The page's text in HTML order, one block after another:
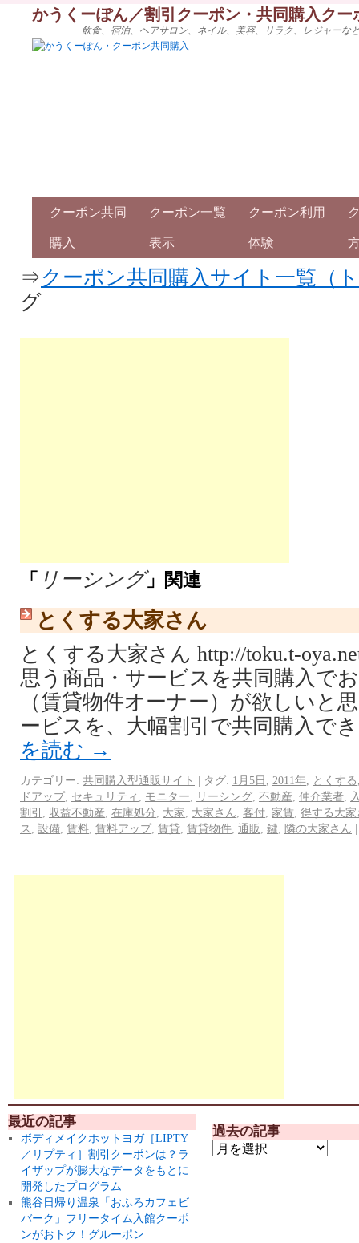
かうくーぽん／割引クーポン・共同購入ク
飲食、宿泊、ヘアサロン、ネイル、美容、リラク、レジャー
クーポン共同
購入
クーポン一覧
表示
クーポン利用
体験
⇒クーポン共同購入サイト一覧（
グ
「 リーシング」関連
とくする大家さん
とくする大家さん http://toku.t-
思う商品・サービスを共同購入で
（賃貸物件オーナー）が欲しいと
ービスを、大幅割引で共同購入で
を読む →
カテゴリー: 共同購入型通販サイト | タグ: 1月5日 2011年 とくする
ドアップ, セキュリティ モニター リーシング 不動産 仲介業者
割引
収益不動産 在庫処分 大家 大家さん 客付 家賃 得する大家
ス
設備 賃料 賃料アップ, 賃貸 賃貸物件 通販 鍵 隣の大家さん |
最近の記事
ボディメイクホットヨガ［LIPTY
／リプティ］割引クーポンは？ラ
イザップが膨大なデータをもとに
開発したプログラム
熊谷日帰り温泉「おふろカフェビ
バーク」フリータイム入館クーポ
ンがおトク！グルーポン
過去の記事